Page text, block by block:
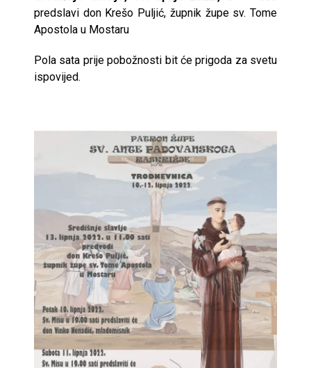
predslavi don Krešo Puljić, župnik župe sv. Tome
Apostola u Mostaru
Pola sata prije pobožnosti bit će prigoda za svetu
ispovijed.